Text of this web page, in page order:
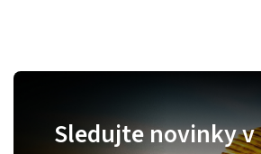
Sledujte novinky